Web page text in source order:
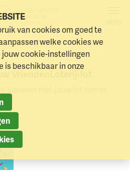
VriendenLoterij-lot
van cookies om goed te
welke cookies we
jouw cookie-instellingen
is beschikbaar in onze